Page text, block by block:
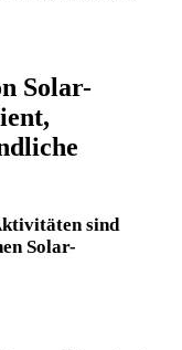
Solar-
sind
Solar-